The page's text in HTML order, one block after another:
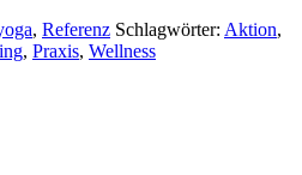
, Referenz Schlagwörter: Aktion,
, Praxis, Wellness